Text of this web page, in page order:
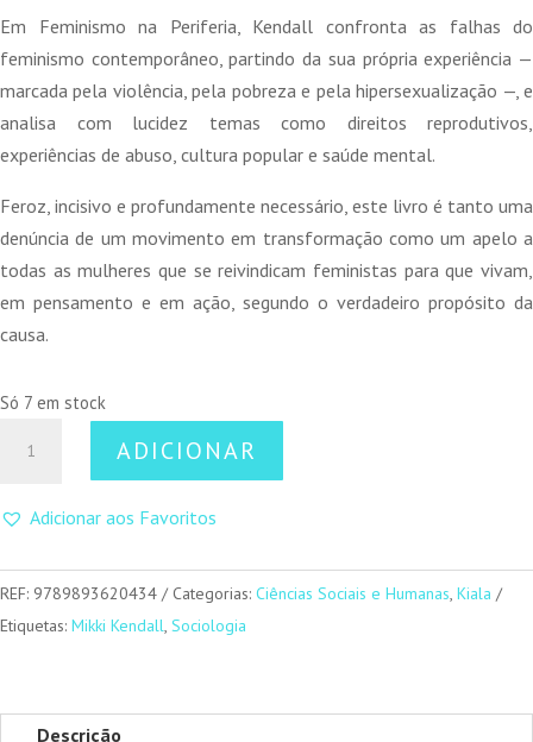
Em Feminismo na Periferia, Kendall confronta as falhas do
feminismo contemporâneo, partindo da sua própria experiência —
marcada pela violência, pela pobreza e pela hipersexualização —, e
analisa com lucidez temas como direitos reprodutivos,
experiências de abuso, cultura popular e saúde mental.
Feroz, incisivo e profundamente necessário, este livro é tanto uma
denúncia de um movimento em transformação como um apelo a
todas as mulheres que se reivindicam feministas para que vivam,
em pensamento e em ação, segundo o verdadeiro propósito da
causa.
Só 7 em stock
na
ADICIONAR
Adicionar aos Favoritos
REF: 9789893620434 Categorias: Ciências Sociais e Humanas, Kiala
Etiquetas: Mikki Kendall, Sociologia
Descrição